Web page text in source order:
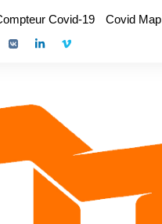
Covid-19 Covid Map